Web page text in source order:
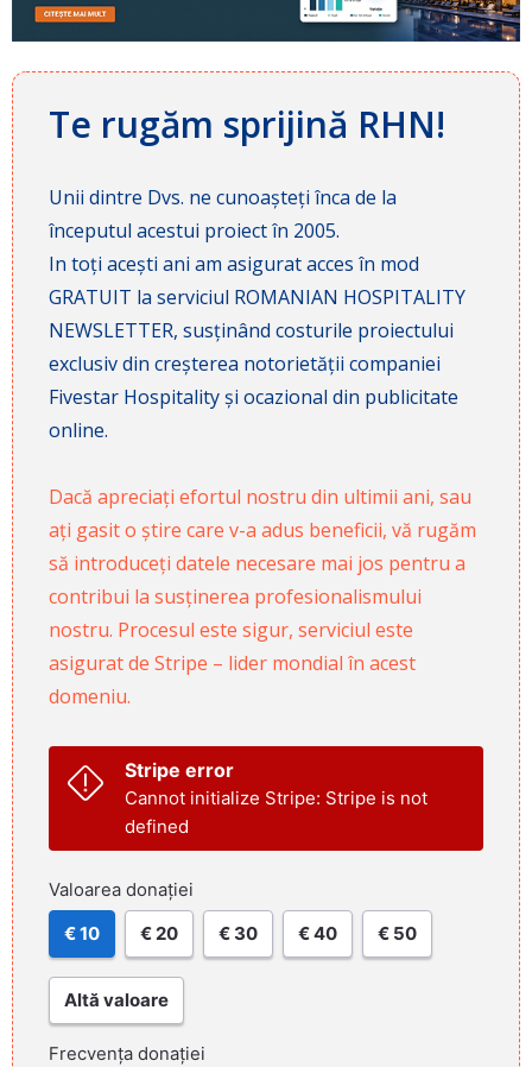
Te rugăm sprijină RHN!
Unii dintre Dvs. ne cunoașteți înca de la
începutul acestui proiect în 2005.
In toți acești ani am asigurat acces în mod
GRATUIT la serviciul ROMANIAN HOSPITALITY
NEWSLETTER, susținând costurile proiectului
exclusiv din creșterea notorietății companiei
Fivestar Hospitality și ocazional din publicitate
online.
Dacă apreciați efortul nostru din ultimii ani, sau
ați gasit o știre care v-a adus beneficii, vă rugăm
să introduceți datele necesare mai jos pentru a
contribui la susținerea profesionalismului
nostru. Procesul este sigur, serviciul este
asigurat de Stripe – lider mondial în acest
domeniu.
Stripe error
Cannot initialize Stripe: Stripe is not
defined
Valoarea donației
€ 10 € 20 € 30 € 40 € 50
Altă valoare
Frecvența donației